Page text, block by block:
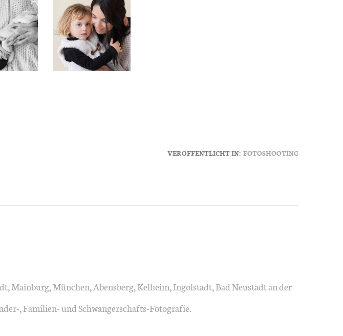
VERÖFFENTLICHT IN: FOTOSHOOTING
Mainburg, München, Abensberg, Kelheim, Ingolstadt, Bad Neustadt an der
, Familien- und Schwangerschafts-Fotografie.